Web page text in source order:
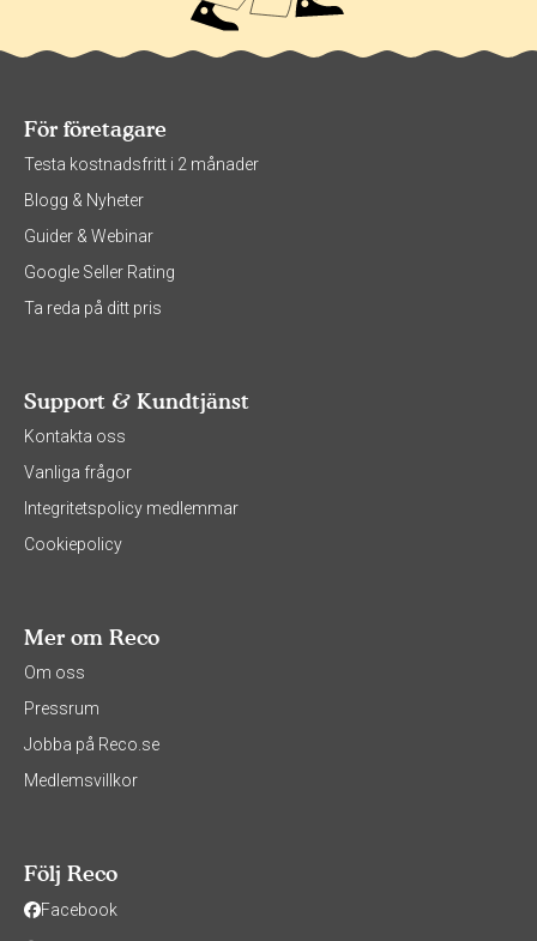
För företagare
Testa kostnadsfritt i 2 månader
Blogg & Nyheter
Guider & Webinar
Google Seller Rating
Ta reda på ditt pris
Support & Kundtjänst
Kontakta oss
Vanliga frågor
Integritetspolicy medlemmar
Cookiepolicy
Mer om Reco
Om oss
Pressrum
Jobba på Reco.se
Medlemsvillkor
Följ Reco
Facebook